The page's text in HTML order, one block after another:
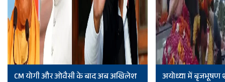
CM योगी और ओवैसी के बाद अब अखिलेश अयोध्या में बृजभूषण